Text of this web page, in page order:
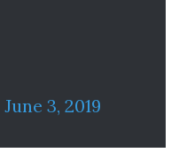
June 3, 2019